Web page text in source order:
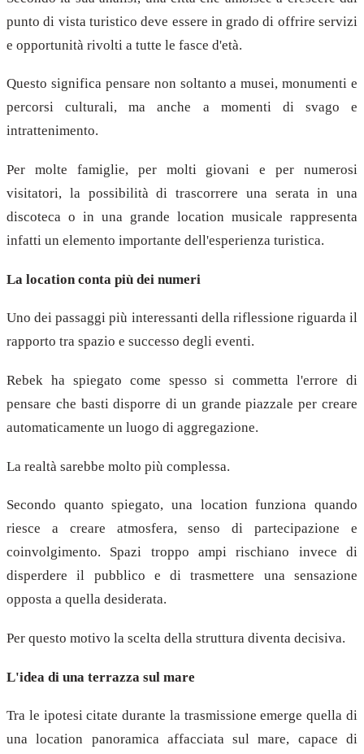
punto di vista turistico deve essere in grado di offrire servizi
e opportunità rivolti a tutte le fasce d'età.
Questo significa pensare non soltanto a musei, monumenti e
percorsi culturali, ma anche a momenti di svago e
intrattenimento.
Per molte famiglie, per molti giovani e per numerosi
visitatori, la possibilità di trascorrere una serata in una
discoteca o in una grande location musicale rappresenta
infatti un elemento importante dell'esperienza turistica.
La location conta più dei numeri
Uno dei passaggi più interessanti della riflessione riguarda il
rapporto tra spazio e successo degli eventi.
Rebek ha spiegato come spesso si commetta l'errore di
pensare che basti disporre di un grande piazzale per creare
automaticamente un luogo di aggregazione.
La realtà sarebbe molto più complessa.
Secondo quanto spiegato, una location funziona quando
riesce a creare atmosfera, senso di partecipazione e
coinvolgimento. Spazi troppo ampi rischiano invece di
disperdere il pubblico e di trasmettere una sensazione
opposta a quella desiderata.
Per questo motivo la scelta della struttura diventa decisiva.
L'idea di una terrazza sul mare
Tra le ipotesi citate durante la trasmissione emerge quella di
una location panoramica affacciata sul mare, capace di